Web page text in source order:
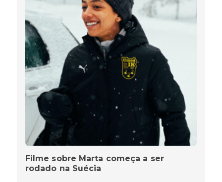
Filme sobre Marta começa a ser
rodado na Suécia